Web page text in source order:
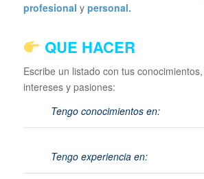
profesional y personal.
QUE HACER
Escribe un listado con tus
intereses y pasiones:
Tengo conocimientos en:
Tengo experiencia en: